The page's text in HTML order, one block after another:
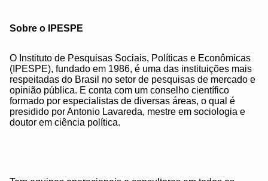
Sobre o IPESPE
O Instituto de Pesquisas Sociais, Políticas e Econômicas
(IPESPE), fundado em 1986, é uma das instituições mais
respeitadas do Brasil no setor de pesquisas de mercado e
opinião pública. E conta com um conselho científico
formado por especialistas de diversas áreas, o qual é
presidido por Antonio Lavareda, mestre em sociologia e
doutor em ciência política.